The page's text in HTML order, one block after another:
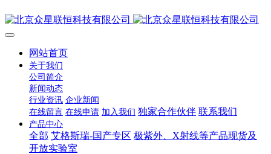
网站首页
关于我们
公司简介
新闻动态
行业资讯 企业新闻
在线留言 在线申请 加入我们 独家合作伙伴 联系我们
产品中心
全部 艾格斯瑞-国产专区 极紫外、X射线等产品现货及
开放实验室